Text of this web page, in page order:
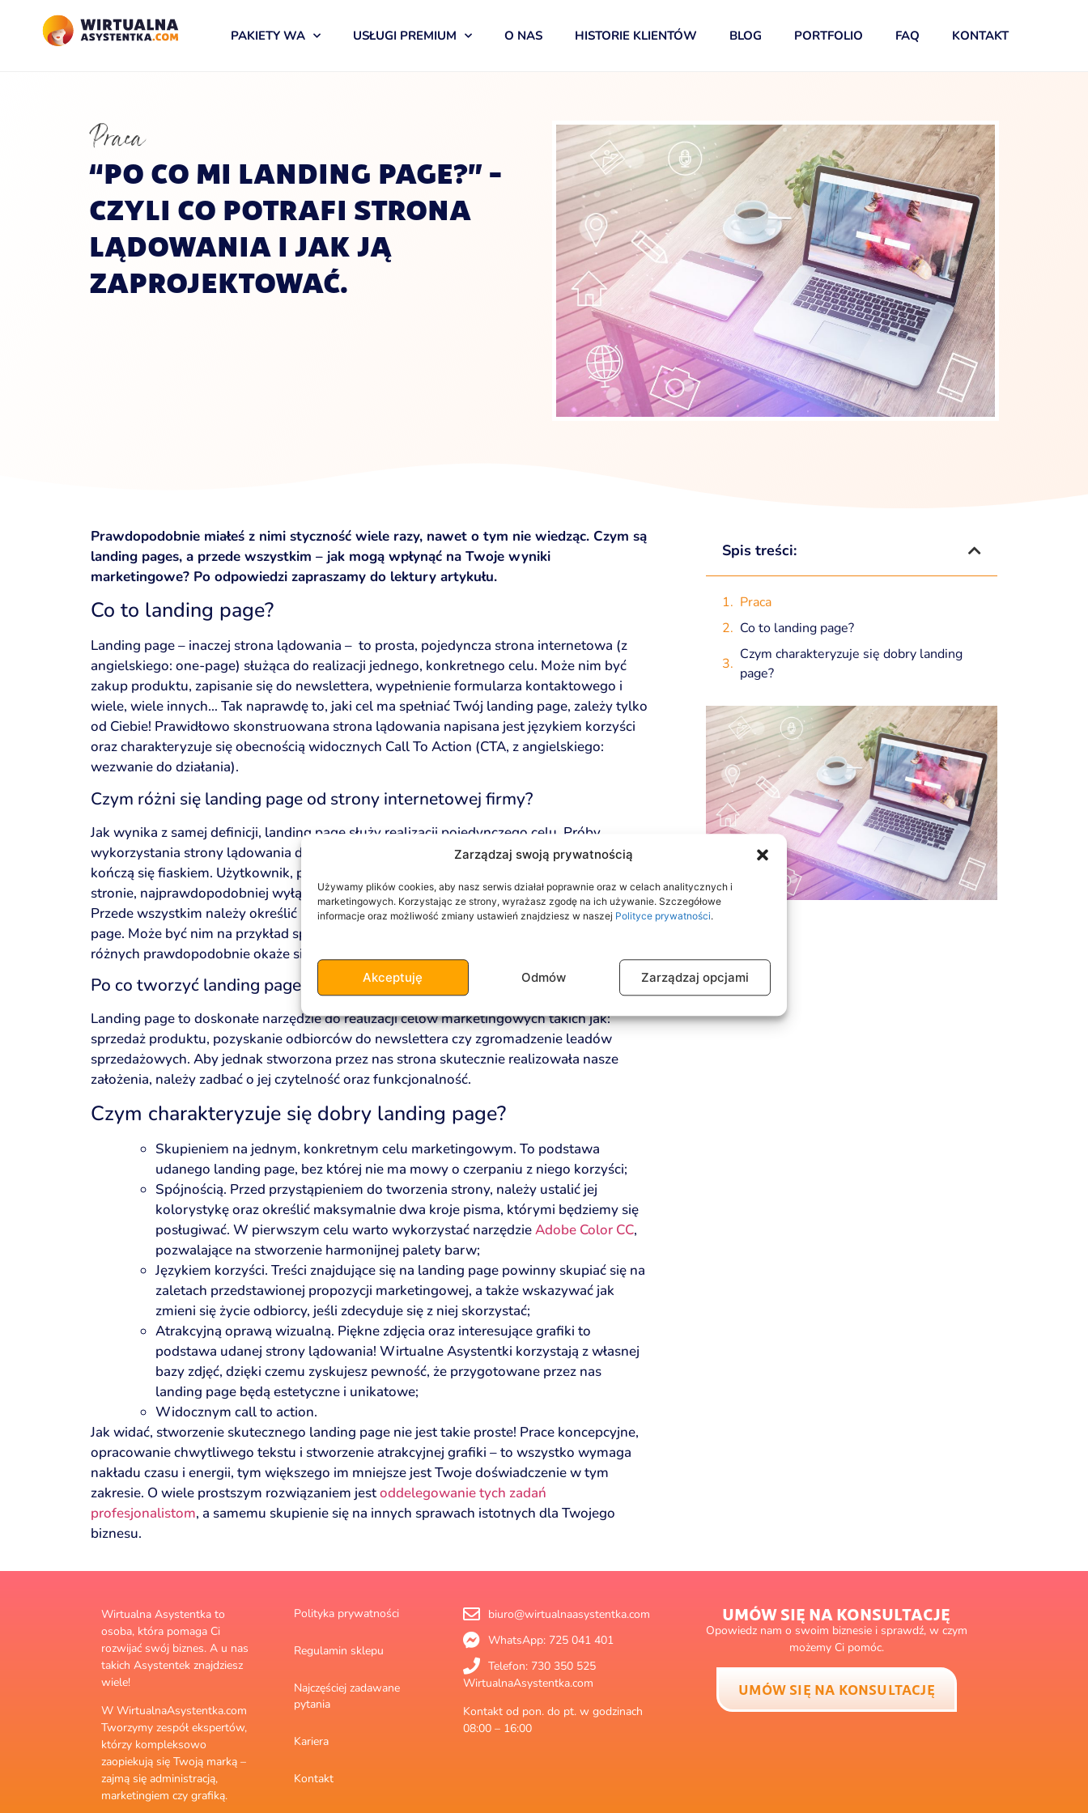
Zarządzaj swoją prywatnością
Używamy plików cookies, aby nasz serwis działał poprawnie oraz w celach analitycznych i
marketingowych. Korzystając ze strony, wyrażasz zgodę na ich używanie. Szczegółowe
informacje oraz możliwość zmiany ustawień znajdziesz w naszej Polityce prywatności.
Akceptuję Odmów Zarządzaj opcjami
PAKIETY WA USŁUGI PREMIUM O NAS HISTORIE KLIENTÓW BLOG PORTFOLIO FAQ KONTAKT
Praca
“PO CO MI LANDING PAGE?” –
CZYLI CO POTRAFI STRONA
LĄDOWANIA I JAK JĄ
ZAPROJEKTOWAĆ.
Spis treści:
Praca
Co to landing page?
Czym charakteryzuje się dobry landing
page?
Prawdopodobnie miałeś z nimi styczność wiele razy, nawet o tym nie wiedząc. Czym są
landing pages, a przede wszystkim – jak mogą wpłynąć na Twoje wyniki
marketingowe? Po odpowiedzi zapraszamy do lektury artykułu.
Co to landing page?
Landing page – inaczej strona lądowania – to prosta, pojedyncza strona internetowa (z
angielskiego: one-page) służąca do realizacji jednego, konkretnego celu. Może nim być
zakup produktu, zapisanie się do newslettera, wypełnienie formularza kontaktowego i
wiele, wiele innych… Tak naprawdę to, jaki cel ma spełniać Twój landing page, zależy tylko
od Ciebie! Prawidłowo skonstruowana strona lądowania napisana jest językiem korzyści
oraz charakteryzuje się obecnością widocznych Call To Action (CTA, z angielskiego:
wezwanie do działania).
Czym różni się landing page od strony internetowej firmy?
Jak wynika z samej definicji, landing page służy realizacji pojedynczego celu. Próby
wykorzystania strony lądowania do przedstawienia bogatej oferty firmy niezawodnie
kończą się fiaskiem. Użytkownik, przytłoczony ogromem treści znajdującym się na jeden
stronie, najprawdopodobniej wyłączy ją i uda się do konkurencji. Jak temu zapobiec?
Przede wszystkim należy określić pojedynczy cel, z myślą o którym tworzymy landing
page. Może być nim na przykład sprzedaż jednego produktu, ale już przedstawienie kilku
różnych prawdopodobnie okaże się nierentownym przedsięwzięciem.
Po co tworzyć landing page?
Landing page to doskonałe narzędzie do realizacji celów marketingowych takich jak:
sprzedaż produktu, pozyskanie odbiorców do newslettera czy zgromadzenie leadów
sprzedażowych. Aby jednak stworzona przez nas strona skutecznie realizowała nasze
założenia, należy zadbać o jej czytelność oraz funkcjonalność.
Czym charakteryzuje się dobry landing page?
Skupieniem na jednym, konkretnym celu marketingowym. To podstawa
udanego landing page, bez której nie ma mowy o czerpaniu z niego korzyści;
Spójnością. Przed przystąpieniem do tworzenia strony, należy ustalić jej
kolorystykę oraz określić maksymalnie dwa kroje pisma, którymi będziemy się
posługiwać. W pierwszym celu warto wykorzystać narzędzieAdobe Color CC,
pozwalające na stworzenie harmonijnej palety barw;
Językiem korzyści. Treści znajdujące się na landing page powinny skupiać się na
zaletach przedstawionej propozycji marketingowej, a także wskazywać jak
zmieni się życie odbiorcy, jeśli zdecyduje się z niej skorzystać;
Atrakcyjną oprawą wizualną. Piękne zdjęcia oraz interesujące grafiki to
podstawa udanej strony lądowania! Wirtualne Asystentki korzystają z własnej
bazy zdjęć, dzięki czemu zyskujesz pewność, że przygotowane przez nas
landing page będą estetyczne i unikatowe;
Widocznym call to action.
Jak widać, stworzenie skutecznego landing page nie jest takie proste! Prace koncepcyjne,
opracowanie chwytliwego tekstu i stworzenie atrakcyjnej grafiki – to wszystko wymaga
nakładu czasu i energii, tym większego im mniejsze jest Twoje doświadczenie w tym
zakresie. O wiele prostszym rozwiązaniem jestoddelegowanie tych zadań
profesjonalistom, a samemu skupienie się na innych sprawach istotnych dla Twojego
biznesu.
Wirtualna Asystentka to
osoba, która pomaga Ci
rozwijać swój biznes. A u nas
takich Asystentek znajdziesz
wiele!
W WirtualnaAsystentka.com
Tworzymy zespół ekspertów,
którzy kompleksowo
zaopiekują się Twoją marką –
zajmą się administracją,
marketingiem czy grafiką.
Polityka prywatności
Regulamin sklepu
Najczęściej zadawane
pytania
Kariera
Kontakt
biuro@wirtualnaasystentka.com
WhatsApp: 725 041 401
Telefon: 730 350 525
WirtualnaAsystentka.com
Kontakt od pon. do pt. w godzinach
08:00 – 16:00
UMÓW SIĘ NA KONSULTACJĘ
Opowiedz nam o swoim biznesie i sprawdź, w czym
możemy Ci pomóc.
UMÓW SIĘ NA KONSULTACJĘ